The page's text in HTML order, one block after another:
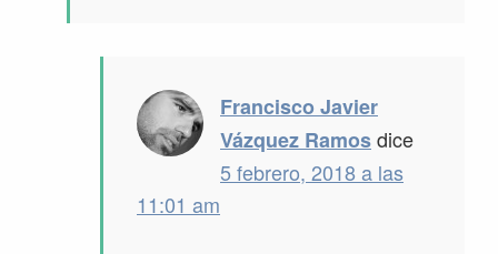
Francisco Javier
Vázquez Ramosdice
5 febrero, 2018 a las
11:01 am